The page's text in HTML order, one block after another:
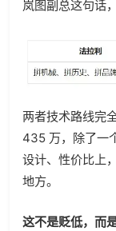
岚图副总这句话
两者技术路线完
435 万，除了一
设计、性价比上
地方。
这不是贬低，而